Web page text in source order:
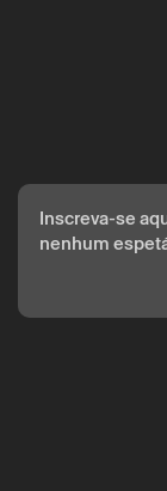
Inscreva-se
nenhum